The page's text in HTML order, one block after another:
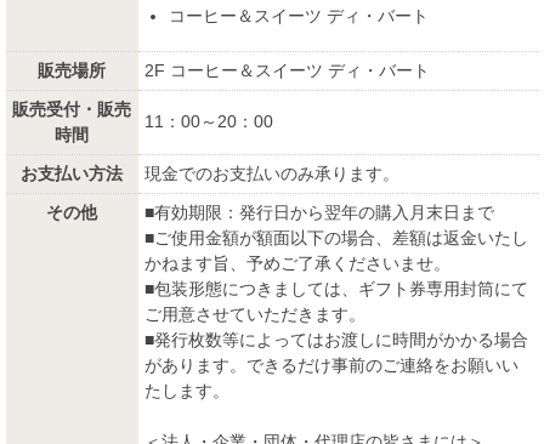
コーヒー＆スイーツ ディ・バート
販売場所
2F コーヒー＆スイーツ ディ・バート
販売受付・販売
時間
11：00～20：00
お支払い方法
現金でのお支払いのみ承ります。
その他
■有効期限：発行日から翌年の購入月末日まで
■ご使用金額が額面以下の場合、差額は返金いたし
かねます旨、予めご了承くださいませ。
■包装形態につきましては、ギフト券専用封筒にて
ご用意させていただきます。
■発行枚数等によってはお渡しに時間がかかる場合
があります。できるだけ事前のご連絡をお願いい
たします。